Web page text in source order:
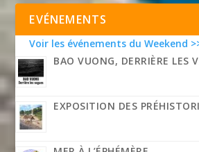
EVÉNEMENTS
Voir les événements du Weekend
BAO VUONG, DERRIÈRE LES
EXPOSITION DES